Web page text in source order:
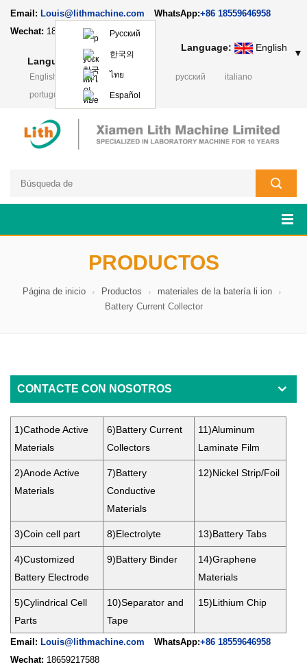
Email: Louis@lithmachine.com WhatsApp:+86 18559646958
Wechat: 18659217588
Language: English ▼
Language: English
Русский
한국의
ไทย
Español
English français русский
italiano
português
日本語 Polski
PRODUCTOS
Página de inicio Productos
materiales de la batería li ion
Battery Current Collector
CONTACTE CON NOSOTROS
1)Cathode Active
Materials
6)Battery Current
Collectors
11)Aluminum
Laminate Film
2)Anode Active
Materials
7)Battery
Conductive
Materials
12)Nickel Strip/Foil
3)Coin cell part 8)Electrolyte 13)Battery Tabs
4)Customized
Battery Electrode
9)Battery Binder
14)Graphene
Materials
5)Cylindrical Cell
Parts
10)Separator and
Tape
15)Lithium Chip
Email: Louis@lithmachine.com WhatsApp:+86 18559646958
Wechat: 18659217588